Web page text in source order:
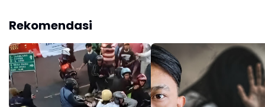
Rekomendasi